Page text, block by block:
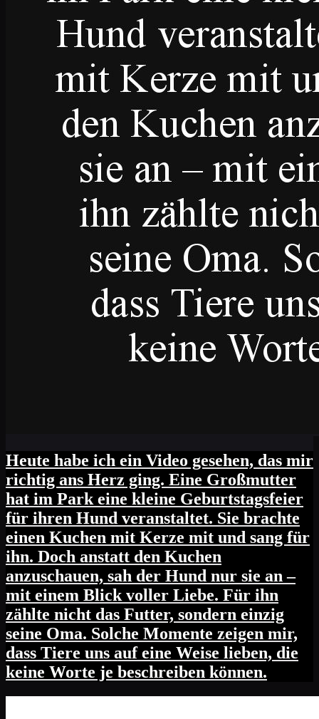
Heute habe ich ein Video gesehen, das mir
richtig ans Herz ging. Eine Großmutter
hat im Park eine kleine Geburtstagsfeier
für ihren Hund veranstaltet. Sie brachte
einen Kuchen mit Kerze mit und sang für
ihn. Doch anstatt den Kuchen
anzuschauen, sah der Hund nur sie an –
mit einem Blick voller Liebe. Für ihn
zählte nicht das Futter, sondern einzig
seine Oma. Solche Momente zeigen mir,
dass Tiere uns auf eine Weise lieben, die
keine Worte je beschreiben können.